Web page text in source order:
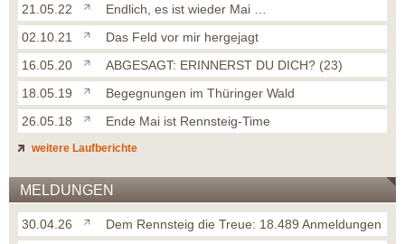
21.05.22
Endlich, es ist wieder Mai …
02.10.21
Das Feld vor mir hergejagt
16.05.20
ABGESAGT: ERINNERST DU DICH? (23)
18.05.19
Begegnungen im Thüringer Wald
26.05.18
Ende Mai ist Rennsteig-Time
weitere Laufberichte
MELDUNGEN
30.04.26
Dem Rennsteig die Treue: 18.489 Anmeldungen